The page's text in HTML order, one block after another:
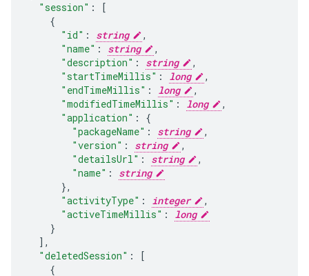
"session" :
[
"id" : string
,
"name" : string
,
"description" : string
,
"startTimeMillis" : long
,
"endTimeMillis" : long
,
"modifiedTimeMillis" : long
,
"application" :
"packageName" : string
,
"version" : string
,
"detailsUrl" : string
,
"name" :
string
},
"activityType" : integer
,
"activeTimeMillis" :
long
],
"deletedSession" :
[